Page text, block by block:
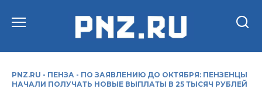
PNZ.RU - ПЕНЗА - ПО ЗАЯВЛЕНИЮ ДО ОКТЯБРЯ: ПЕНЗЕНЦЫ
НАЧАЛИ ПОЛУЧАТЬ НОВЫЕ ВЫПЛАТЫ В 25 ТЫСЯЧ РУБЛЕЙ